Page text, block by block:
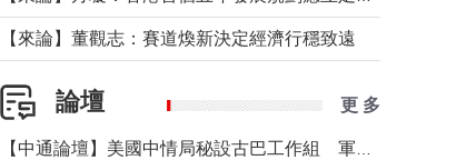
【來論】董觀志：賽道煥新決定經濟行穩致遠
論壇 更 多